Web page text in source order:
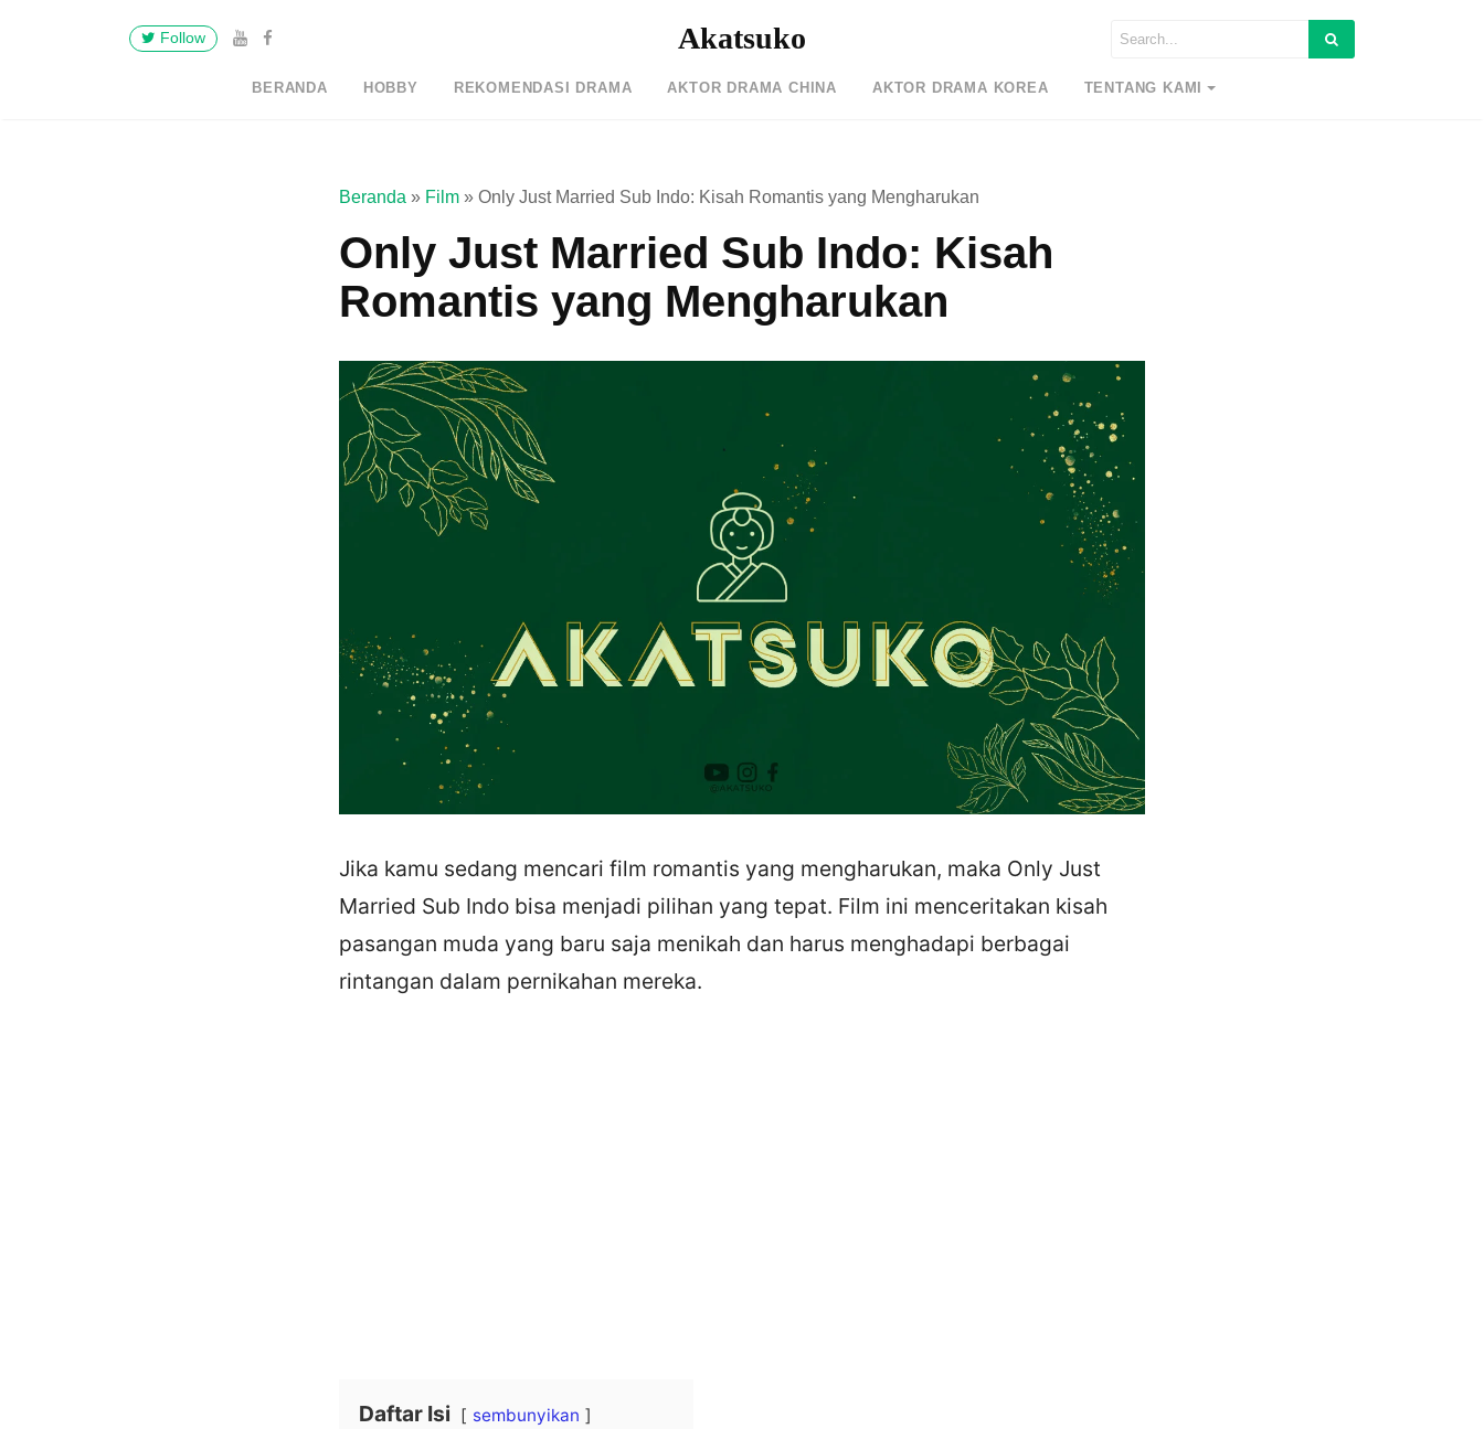
Follow Akatsuko
BERANDA HOBBY REKOMENDASI DRAMA AKTOR DRAMA CHINA AKTOR DRAMA KOREA TENTANG KAMI
Beranda » Film » Only Just Married Sub Indo: Kisah Romantis yang Mengharukan
Only Just Married Sub Indo: Kisah
Romantis yang Mengharukan
Jika kamu sedang mencari film romantis yang mengharukan, maka Only Just
Married Sub Indo bisa menjadi pilihan yang tepat. Film ini menceritakan kisah
pasangan muda yang baru saja menikah dan harus menghadapi berbagai
rintangan dalam pernikahan mereka.
Daftar Isi sembunyikan